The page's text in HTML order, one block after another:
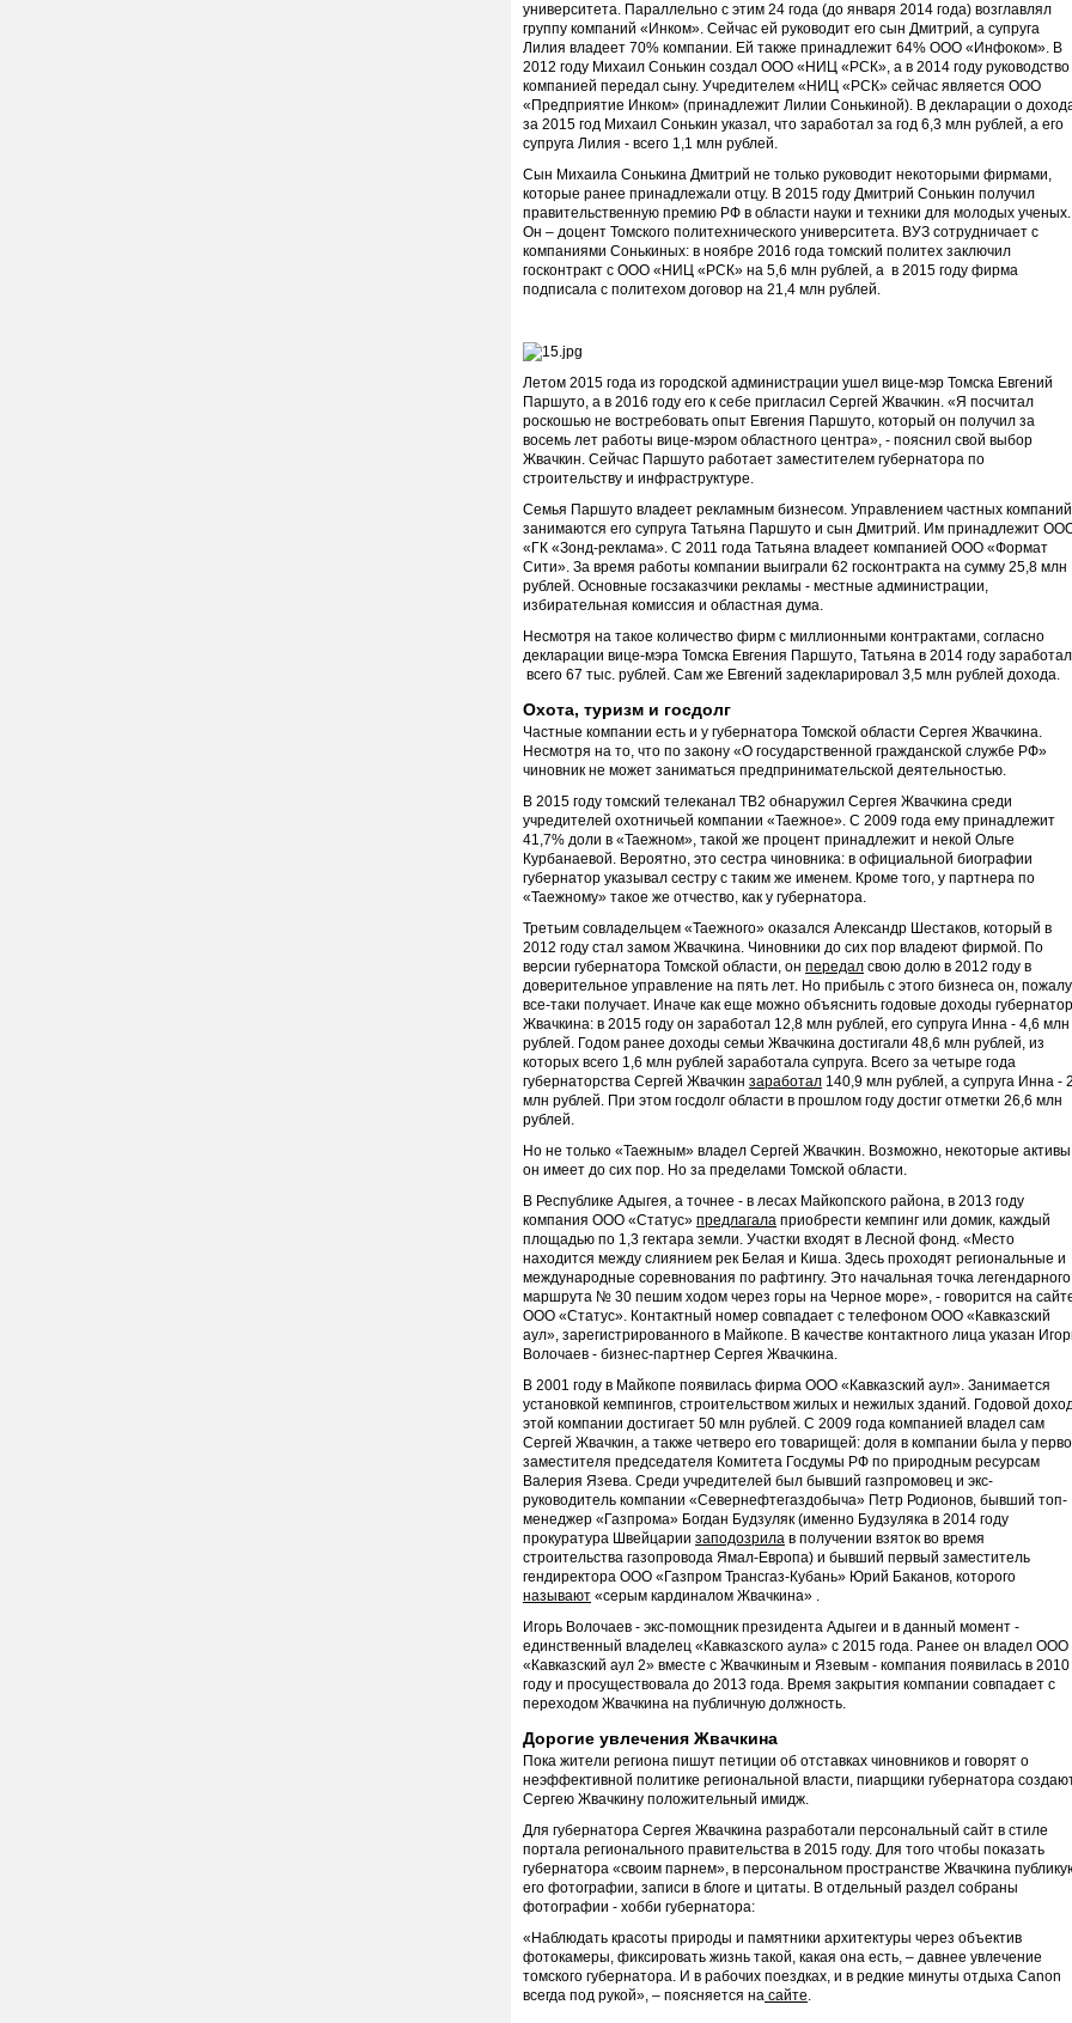
университета. Параллельно с этим 24 года (до января 2014 года) возглавлял
группу компаний «Инком». Сейчас ей руководит его сын Дмитрий, а супруга
Лилия владеет 70% компании. Ей также принадлежит 64% ООО «Инфоком». В
2012 году Михаил Сонькин создал ООО «НИЦ «РСК», а в 2014 году руководство
компанией передал сыну. Учредителем «НИЦ «РСК» сейчас является ООО
«Предприятие Инком» (принадлежит Лилии Сонькиной). В декларации о
за 2015 год Михаил Сонькин указал, что заработал за год 6,3 млн рублей, а его
супруга Лилия - всего 1,1 млн рублей.
Сын Михаила Сонькина Дмитрий не только руководит некоторыми фирмами,
которые ранее принадлежали отцу. В 2015 году Дмитрий Сонькин получил
правительственную премию РФ в области науки и техники для молодых ученых.
Он – доцент Томского политехнического университета. ВУЗ сотрудничает с
компаниями Сонькиных: в ноябре 2016 года томский политех заключил
госконтракт с ООО «НИЦ «РСК» на 5,6 млн рублей, а в 2015 году фирма
подписала с политехом договор на 21,4 млн рублей.
Летом 2015 года из городской администрации ушел вице-мэр Томска Евгений
Паршуто, а в 2016 году его к себе пригласил Сергей Жвачкин. «Я посчитал
роскошью не востребовать опыт Евгения Паршуто, который он получил за
восемь лет работы вице-мэром областного центра», - пояснил свой выбор
Жвачкин. Сейчас Паршуто работает заместителем губернатора по
строительству и инфраструктуре.
Семья Паршуто владеет рекламным бизнесом. Управлением частных компаний
занимаются его супруга Татьяна Паршуто и сын Дмитрий. Им принадлежит
«ГК «Зонд-реклама». С 2011 года Татьяна владеет компанией ООО «Формат
Сити». За время работы компании выиграли 62 госконтракта на сумму 25,8 млн
рублей. Основные госзаказчики рекламы - местные администрации,
избирательная комиссия и областная дума.
Несмотря на такое количество фирм с миллионными контрактами, согласно
декларации вице-мэра Томска Евгения Паршуто, Татьяна в 2014 году
всего 67 тыс. рублей. Сам же Евгений задекларировал 3,5 млн рублей дохода.
Охота, туризм и госдолг
Частные компании есть и у губернатора Томской области Сергея Жвачкина.
Несмотря на то, что по закону «О государственной гражданской службе РФ»
чиновник не может заниматься предпринимательской деятельностью.
В 2015 году томский телеканал ТВ2 обнаружил Сергея Жвачкина среди
учредителей охотничьей компании «Таежное». С 2009 года ему принадлежит
41,7% доли в «Таежном», такой же процент принадлежит и некой Ольге
Курбанаевой. Вероятно, это сестра чиновника: в официальной биографии
губернатор указывал сестру с таким же именем. Кроме того, у партнера по
«Таежному» такое же отчество, как у губернатора.
Третьим совладельцем «Таежного» оказался Александр Шестаков, который в
2012 году стал замом Жвачкина. Чиновники до сих пор владеют фирмой. По
версии губернатора Томской области, он передал свою долю в 2012 году в
доверительное управление на пять лет. Но прибыль с этого бизнеса он,
все-таки получает. Иначе как еще можно объяснить годовые доходы
Жвачкина: в 2015 году он заработал 12,8 млн рублей, его супруга Инна - 4,6 млн
рублей. Годом ранее доходы семьи Жвачкина достигали 48,6 млн рублей, из
которых всего 1,6 млн рублей заработала супруга. Всего за четыре года
губернаторства Сергей Жвачкин заработал 140,9 млн рублей, а супруга Инна -
млн рублей. При этом госдолг области в прошлом году достиг отметки 26,6 млн
рублей.
Но не только «Таежным» владел Сергей Жвачкин. Возможно, некоторые активы
он имеет до сих пор. Но за пределами Томской области.
В Республике Адыгея, а точнее - в лесах Майкопского района, в 2013 году
компания ООО «Статус» предлагала приобрести кемпинг или домик, каждый
площадью по 1,3 гектара земли. Участки входят в Лесной фонд. «Место
находится между слиянием рек Белая и Киша. Здесь проходят региональные и
международные соревнования по рафтингу. Это начальная точка легендарного
маршрута № 30 пешим ходом через горы на Черное море», - говорится на
ООО «Статус». Контактный номер совпадает с телефоном ООО «Кавказский
аул», зарегистрированного в Майкопе. В качестве контактного лица указан
Волочаев - бизнес-партнер Сергея Жвачкина.
В 2001 году в Майкопе появилась фирма ООО «Кавказский аул». Занимается
установкой кемпингов, строительством жилых и нежилых зданий. Годовой
этой компании достигает 50 млн рублей. С 2009 года компанией владел сам
Сергей Жвачкин, а также четверо его товарищей: доля в компании была у
заместителя председателя Комитета Госдумы РФ по природным ресурсам
Валерия Язева. Среди учредителей был бывший газпромовец и экс-
руководитель компании «Севернефтегаздобыча» Петр Родионов, бывший топ-
менеджер «Газпрома» Богдан Будзуляк (именно Будзуляка в 2014 году
прокуратура Швейцарии заподозрила в получении взяток во время
строительства газопровода Ямал-Европа) и бывший первый заместитель
гендиректора ООО «Газпром Трансгаз-Кубань» Юрий Баканов, которого
называют «серым кардиналом Жвачкина» .
Игорь Волочаев - экс-помощник президента Адыгеи и в данный момент -
единственный владелец «Кавказского аула» с 2015 года. Ранее он владел ООО
«Кавказский аул 2» вместе с Жвачкиным и Язевым - компания появилась в 2010
году и просуществовала до 2013 года. Время закрытия компании совпадает с
переходом Жвачкина на публичную должность.
Дорогие увлечения Жвачкина
Пока жители региона пишут петиции об отставках чиновников и говорят о
неэффективной политике региональной власти, пиарщики губернатора
Сергею Жвачкину положительный имидж.
Для губернатора Сергея Жвачкина разработали персональный сайт в стиле
портала регионального правительства в 2015 году. Для того чтобы показать
губернатора «своим парнем», в персональном пространстве Жвачкина
его фотографии, записи в блоге и цитаты. В отдельный раздел собраны
фотографии - хобби губернатора:
«Наблюдать красоты природы и памятники архитектуры через объектив
фотокамеры, фиксировать жизнь такой, какая она есть, – давнее увлечение
томского губернатора. И в рабочих поездках, и в редкие минуты отдыха Canon
всегда под рукой», – поясняется на сайте.